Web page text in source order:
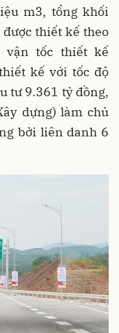
m3, tổng khối
thiết kế theo
vận tốc thiết kế
kế với tốc độ
tư 9.361 tỷ đồng,
dựng) làm chủ
bởi liên danh 6